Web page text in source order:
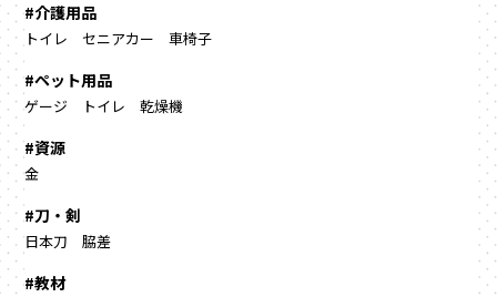
#介護用品
トイレ セニアカー 車椅子
#ペット用品
ゲージ トイレ 乾燥機
#資源
金
#刀・剣
日本刀 脇差
#教材